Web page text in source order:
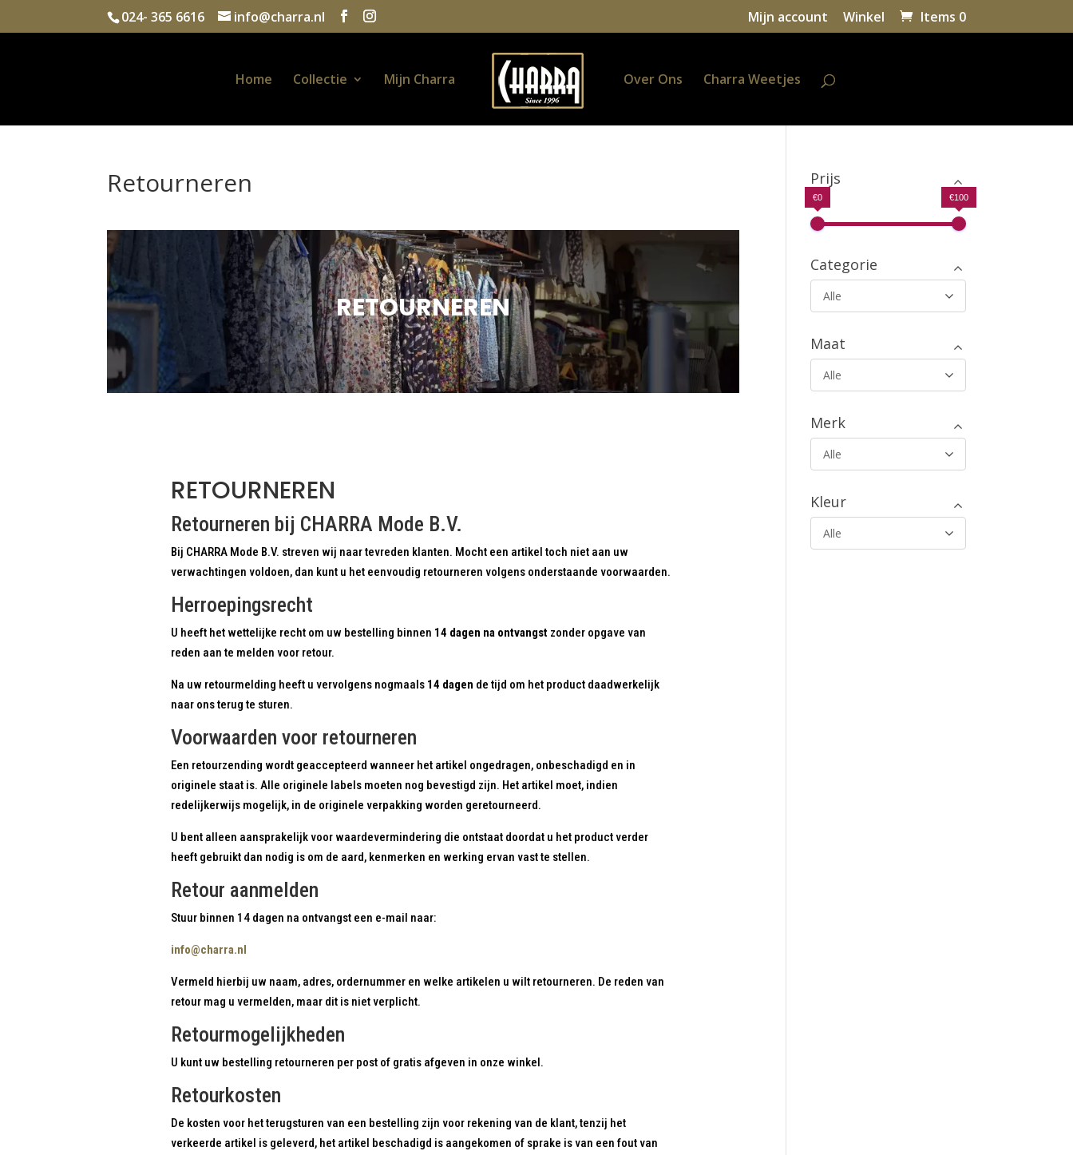
024- 365 6616 info@charra.nl Mijn account Winkel Items 0
Home Collectie Mijn Charra Over Ons Charra Weetjes
Retourneren
RETOURNEREN
RETOURNEREN
Retourneren bij CHARRA Mode B.V.
Bij CHARRA Mode B.V. streven wij naar tevreden klanten. Mocht een artikel toch niet aan uw
verwachtingen voldoen, dan kunt u het eenvoudig retourneren volgens onderstaande voorwaarden.
Herroepingsrecht
U heeft het wettelijke recht om uw bestelling binnen 14 dagen na ontvangstzonder opgave van
reden aan te melden voor retour.
Na uw retourmelding heeft u vervolgens nogmaals 14 dagen de tijd om het product daadwerkelijk
naar ons terug te sturen.
Voorwaarden voor retourneren
Een retourzending wordt geaccepteerd wanneer het artikel ongedragen, onbeschadigd en in
originele staat is. Alle originele labels moeten nog bevestigd zijn. Het artikel moet, indien
redelijkerwijs mogelijk, in de originele verpakking worden geretourneerd.
U bent alleen aansprakelijk voor waardevermindering die ontstaat doordat u het product verder
heeft gebruikt dan nodig is om de aard, kenmerken en werking ervan vast te stellen.
Retour aanmelden
Stuur binnen 14 dagen na ontvangst een e-mail naar:
info@charra.nl
Vermeld hierbij uw naam, adres, ordernummer en welke artikelen u wilt retourneren. De reden van
retour mag u vermelden, maar dit is niet verplicht.
Retourmogelijkheden
U kunt uw bestelling retourneren per post of gratis afgeven in onze winkel.
Retourkosten
De kosten voor het terugsturen van een bestelling zijn voor rekening van de klant, tenzij het
verkeerde artikel is geleverd, het artikel beschadigd is aangekomen of sprake is van een fout van
Prijs
€0 €100
Categorie
Alle
Maat
Alle
Merk
Alle
Kleur
Alle